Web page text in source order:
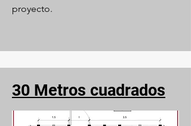
proyecto.
30 Metros cuadrados